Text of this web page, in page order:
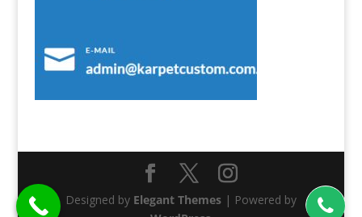
Designed by Elegant Themes| Powered by